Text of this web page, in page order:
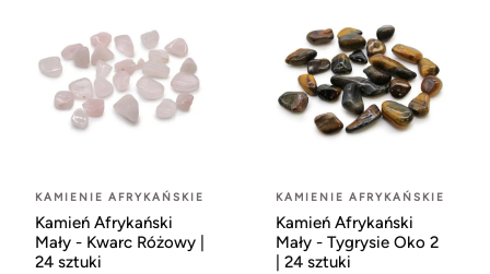
KAMIENIE AFRYKAŃSKIE
Kamień Afrykański
Mały - Kwarc Różowy |
24 sztuki
KAMIENIE AFRYKAŃSKIE
Kamień Afrykański
Mały - Tygrysie Oko 2
| 24 sztuki